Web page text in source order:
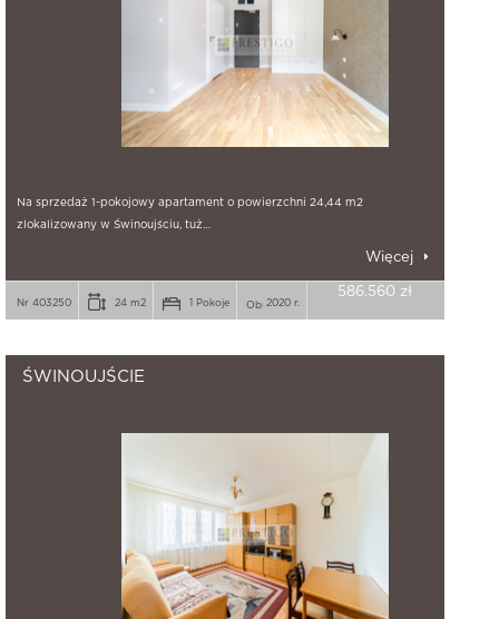
Na sprzedaż 1-pokojowy apartament o powierzchni 24,44 m2
zlokalizowany w Świnoujściu, tuż…
Więcej
Nr 403250 24 m2 1 Pokoje 2020 r.
586.560 zł
ŚWINOUJŚCIE